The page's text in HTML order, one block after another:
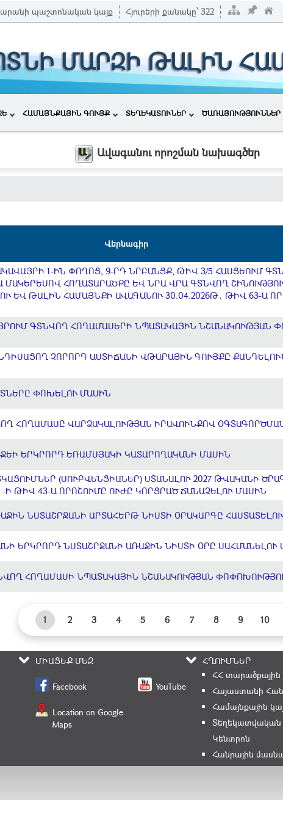
պաշտոնական կայք Հյուրերի քանակը՝ 322
ՄԱՐԶԻ ԹԱԼԻՆ
ՀԱՄԱՅՆՔԱՅԻՆ ԳՈՒՅՔ ՏԵՂԵԿԱՏՈՒՆԵՐ ԾԱՌԱՅՈՒԹՅՈՒՆՆԵՐ
Ավագանու որոշման նախագծեր
Վերնագիր
1-ԻՆ ՓՈՂՈՑ, 9-ՐԴ ՆՐԲԱՆՑՔ, ԹԻՎ 3/5 ՀԱՍՑԵՈՒՄ
ՄԱԿԵՐԵՍՈՎ ՀՈՂԱՏԱՐԱԾՔԸ ԵՎ ՆՐԱ ՎՐԱ ԳՏՆՎՈՂ
ԵՎ ԹԱԼԻՆ ՀԱՄԱՅՆՔԻ ԱՎԱԳԱՆՈՒ 30.04.2026Թ․ ԹԻՎ 63-Ա
ԳՏՆՎՈՂ ՀՈՂԱՄԱՍԵՐԻ ՆՊԱՏԱԿԱՅԻՆ ՆՇԱՆԱԿՈՒԹՅԱՆ
ՉՈՐՈՐԴ ԱՍՏԻՃԱՆԻ ՎԹԱՐԱՅԻՆ ԳՈՒՅՔԸ
ՓՈԽԵԼՈՒ ՄԱՍԻՆ
ՀՈՂԱՄԱՍԸ ՎԱՐՁԱԿԱԼՈՒԹՅԱՆ ԻՐԱՎՈՒՆՔՈՎ
ԵՐԿՐՈՐԴ ԵՌԱՄՍՅԱԿԻ ԿԱՏԱՐՈՂԱԿԱՆԻ ՄԱՍԻՆ
(ՍՈՒԲՎԵՆՑԻԱՆԵՐ) ՍՏԱՆԱԼՈՒ 2027 ԹՎԱԿԱՆԻ
Ի ԹԻՎ 43-Ա ՈՐՈՇՈՒՄԸ ՈՒԺԸ ԿՈՐՑՐԱԾ ՃԱՆԱՉԵԼՈՒ ՄԱՍԻՆ
ՆՍՏԱՇՐՋԱՆԻ ԱՐՏԱՀԵՐԹ ՆԻՍՏԻ ՕՐԱԿԱՐԳԸ
ԵՐԿՐՈՐԴ ՆՍՏԱՇՐՋԱՆԻ ԱՌԱՋԻՆ ՆԻՍՏԻ ՕՐԸ ՍԱՀՄԱՆԵԼՈՒ
ՀՈՂԱՄԱՍԻ ՆՊԱՏԱԿԱՅԻՆ ՆՇԱՆԱԿՈՒԹՅԱՆ
1 2 3 4 5 6 7 8 9 10
ՄԻԱՑԵՔ ՄԵԶ
ՀՂՈՒՄՆԵՐ
Facebook
Location on Google
Maps
YouTube
ՀՀ տարածքային
Հայաստանի
Համայնքային
Կենտրոն
Հանրային